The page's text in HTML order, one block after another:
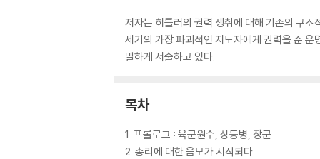
저자는 히틀러의 권력 쟁취에 대해 기존의 구
세기의 가장 파괴적인 지도자에게 권력을 준
밀하게 서술하고 있다.
목차
1. 프롤로그 : 육군원수, 상등병, 장군
2. 총리에 대한 음모가 시작되다